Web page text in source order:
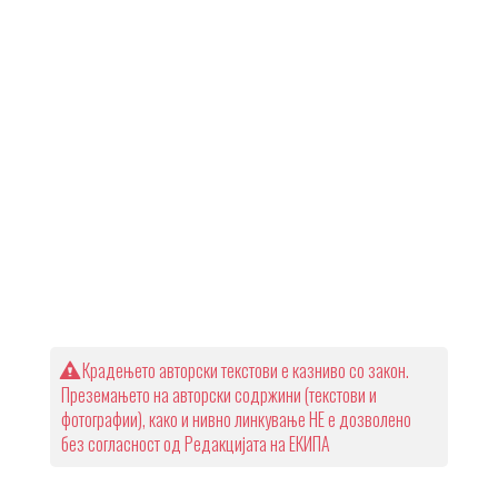
Крадењето авторски текстови е казниво со закон.
Преземањето на авторски содржини (текстови и
фотографии), како и нивно линкување НЕ е дозволено
без согласност од Редакцијата на ЕКИПА